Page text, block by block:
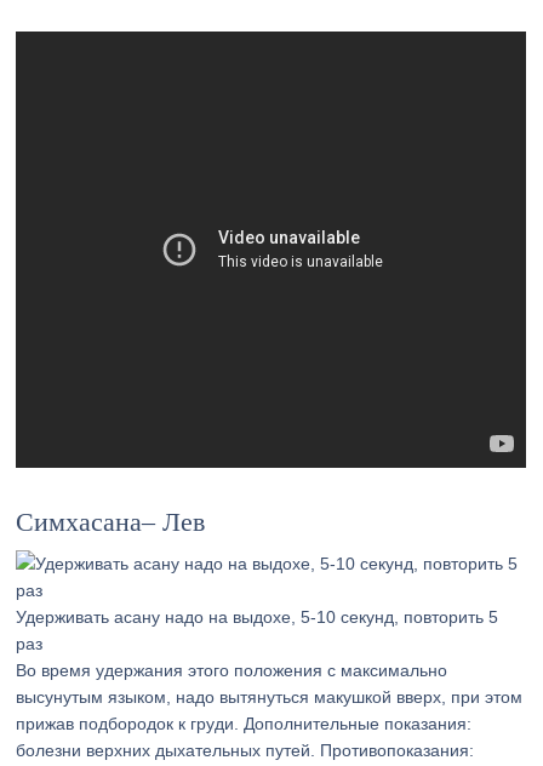
Симхасана– Лев
Удерживать асану надо на выдохе, 5-10 секунд, повторить 5
раз
Во время удержания этого положения с максимально
высунутым языком, надо вытянуться макушкой вверх, при этом
прижав подбородок к груди. Дополнительные показания:
болезни верхних дыхательных путей. Противопоказания: